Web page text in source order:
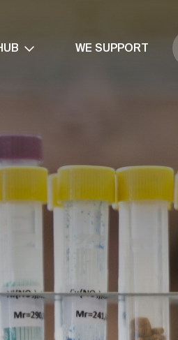
WE SUPPORT